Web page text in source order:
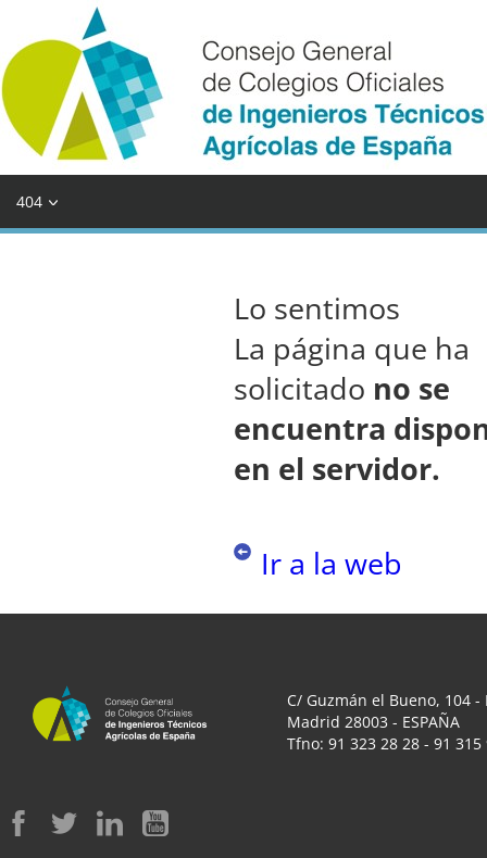
404
Lo sentimos
La página que ha
solicitado no se
encuentra
en el servidor.
Ir a la web
C/ Guzmán el Bueno, 104 -
Madrid 28003 - ESPAÑA
Tfno: 91 323 28 28 - 91 315